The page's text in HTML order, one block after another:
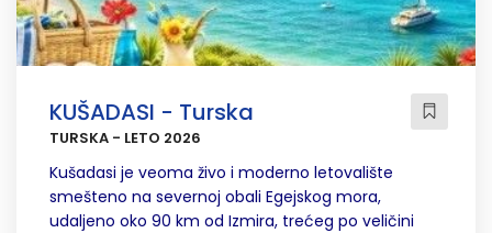
KUŠADASI - Turska
TURSKA - LETO 2026
Kušadasi je veoma živo i moderno letovalište
smešteno na severnoj obali Egejskog mora,
udaljeno oko 90 km od Izmira, trećeg po veličini